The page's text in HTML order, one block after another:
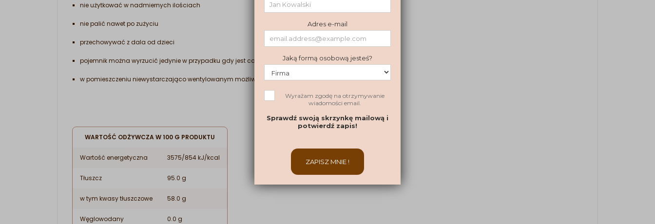
nie użytkować w nadmiernych ilościach
nie palić nawet po zużyciu
przechowywać z dala od dzieci
pojemnik można wyrzucić jedynie w przypadku gdy jest całkowicie pusty
w pomieszczeniu niewystarczająco wentylowanym możliwe jest powstanie mieszanin wybuchowych
WARTOŚĆ ODŻYWCZA W 100 G PRODUKTU
Wartość energetyczna 3575/854 kJ/kcal
Tłuszcz 95.0 g
w tym kwasy tłuszczowe 58.0 g
Węglowodany 0.0 g